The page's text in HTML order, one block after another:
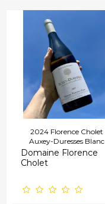
2024 Florence Cholet
Auxey-Duresses Blanc
Domaine Florence
Cholet